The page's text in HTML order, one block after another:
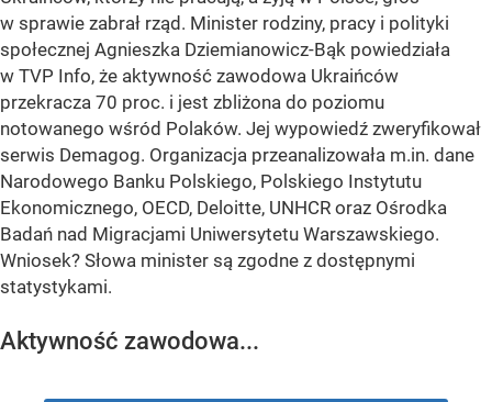
w sprawie zabrał rząd. Minister rodziny, pracy i polityki
społecznej Agnieszka Dziemianowicz-Bąk powiedziała
w TVP Info, że aktywność zawodowa Ukraińców
przekracza 70 proc. i jest zbliżona do poziomu
notowanego wśród Polaków. Jej wypowiedź zweryfikował
serwis Demagog. Organizacja przeanalizowała m.in. dane
Narodowego Banku Polskiego, Polskiego Instytutu
Ekonomicznego, OECD, Deloitte, UNHCR oraz Ośrodka
Badań nad Migracjami Uniwersytetu Warszawskiego.
Wniosek? Słowa minister są zgodne z dostępnymi
statystykami.
Aktywność zawodowa...